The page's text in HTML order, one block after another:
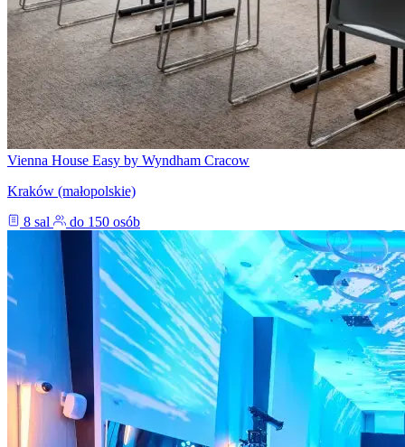
Vienna House Easy by Wyndham Cracow
Kraków (małopolskie)
8 sal
do 150 osób